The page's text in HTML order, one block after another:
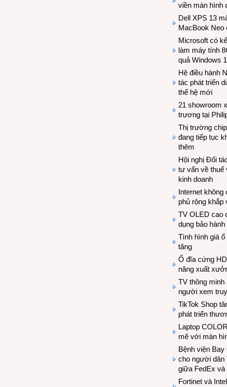
viền màn hình
Dell XPS 13
MacBook Neo
Microsoft có
làm máy tính
quả Windows
Hệ điều hành
tác phát triển
thế hệ mới
21 showroom
trương tại
Thị trường
đang tiếp tục
thêm
Hội nghị Đối
tư vấn về thuế
kinh doanh
Internet không
phủ rộng khắp
TV OLED cao
dụng bảo
Tình hình giá
tăng
Ổ đĩa cứng
năng xuất
TV thông
người xem
TikTok Shop
phát triển
Laptop
mẽ với màn
Bệnh viện
cho người dân
giữa FedEx và
Fortinet và